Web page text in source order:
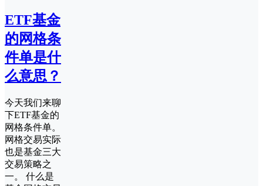
ETF基金
的网格条
件单是什
么意思？
今天我们来聊
下ETF基金的
网格条件单。
网格交易实际
也是基金三大
交易策略之
一。 什么是